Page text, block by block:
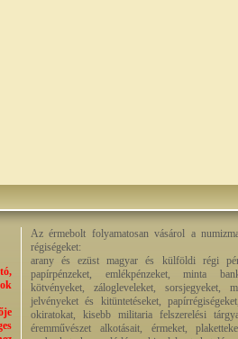
Az érmebolt folyamatosan vásárol a
régiségeket:
arany és ezüst magyar és külföldi régi
papírpénzeket, emlékpénzeket, minta
kötvényeket, zálogleveleket, sorsjegyeket,
jelvényeket és kitüntetéseket,
okiratokat, kisebb militaria felszerelési
éremművészet alkotásait, érmeket,